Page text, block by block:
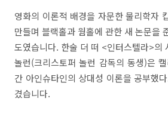
영화의 이론적 배경을 자문한 물리학자
만들며 블랙홀과 웜홀에 관한 새 논문을
도였습니다. 한술 더 떠 <인터스텔라>의
놀런(크리스토퍼 놀런 감독의 동생)은
간 아인슈타인의 상대성 이론을 공부했
겼습니다.